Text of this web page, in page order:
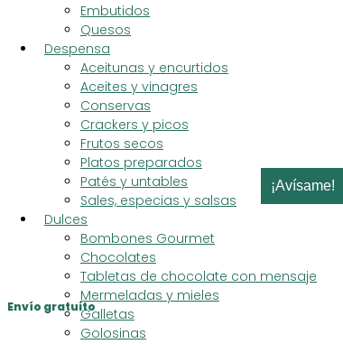
Embutidos
Quesos
Despensa
Aceitunas y encurtidos
Aceites y vinagres
Conservas
Crackers y picos
Frutos secos
Platos preparados
Patés y untables
Sales, especias y salsas
Dulces
Bombones Gourmet
Chocolates
Tabletas de chocolate con mensaje
Mermeladas y mieles
Galletas
Golosinas
4,95€
Sin existencias
¡Escribe tu email y te avisaremos cuando tengamos stock!
¡Avísame!
Pago seguro
Envío gratuito
desde 69€